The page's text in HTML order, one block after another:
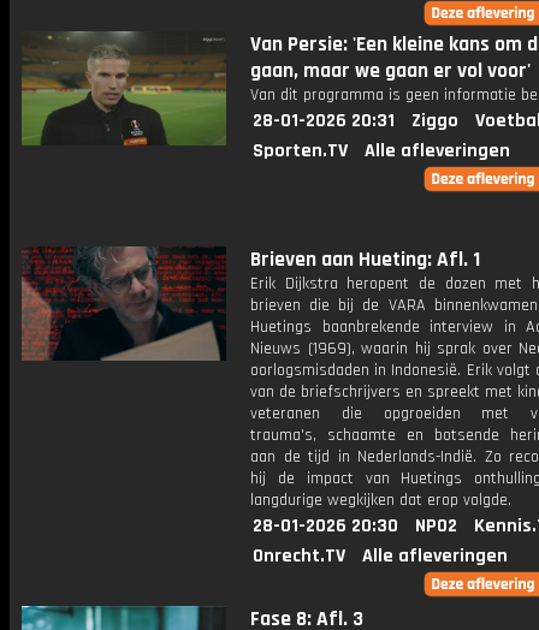
Van Persie: 'Een kleine kans om
gaan, maar we gaan er vol voor'
Van dit programma is geen informatie
28-01-2026 20:31 Ziggo
Sporten.TV
Alle afleveringen
Brieven aan Hueting: Afl. 1
Erik Dijkstra heropent de dozen met
brieven die bij de VARA
Huetings baanbrekende interview in
Nieuws (1969), waarin hij sprak over
oorlogsmisdaden in Indonesië. Erik volgt
van de briefschrijvers en spreekt met
veteranen die opgroeiden met
trauma's, schaamte en botsende
aan de tijd in Nederlands-Indië. Zo
hij de impact van Huetings
langdurige wegkijken dat erop volgde.
28-01-2026 20:30 NPO2
Onrecht.TV
Alle afleveringen
Fase 8: Afl. 3